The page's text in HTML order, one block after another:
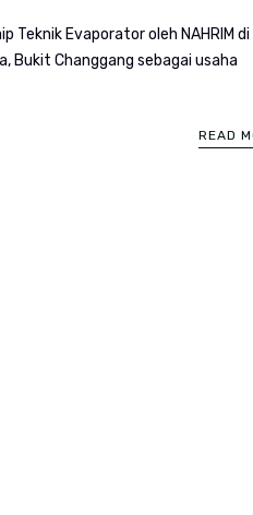
Teknik Evaporator oleh NAHRIM di
Bukit Changgang sebagai usaha
READ